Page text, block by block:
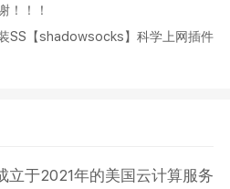
！！！
SS【shadowsocks】科学上网插件
立于2021年的美国云计算服务